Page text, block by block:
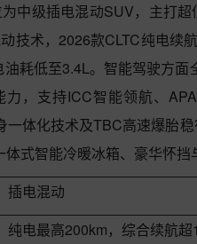
中级插电混动SUV，主打
技术，2026款CLTC纯电续
耗低至3.4L。智能驾驶方面
力，支持ICC智能领航、
一体化技术及TBC高速爆胎
体式智能冷暖冰箱、豪华怀挡
插电混动
纯电最高200km，综合续航